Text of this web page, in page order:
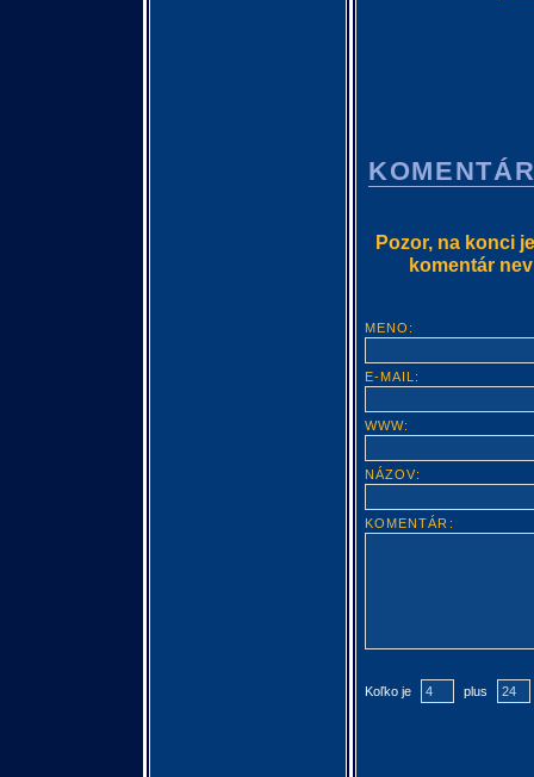
Pozor, na konci
komentár
MENO:
E-MAIL:
WWW:
NÁZOV:
KOMENTÁR:
Koľko je plus